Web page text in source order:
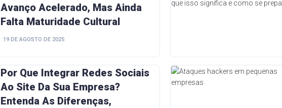
Avanço Acelerado, Mas Ainda
Falta Maturidade Cultural
19 DE AGOSTO DE 2025
Por Que Integrar Redes Sociais
Ao Site Da Sua Empresa?
Entenda As Diferenças,